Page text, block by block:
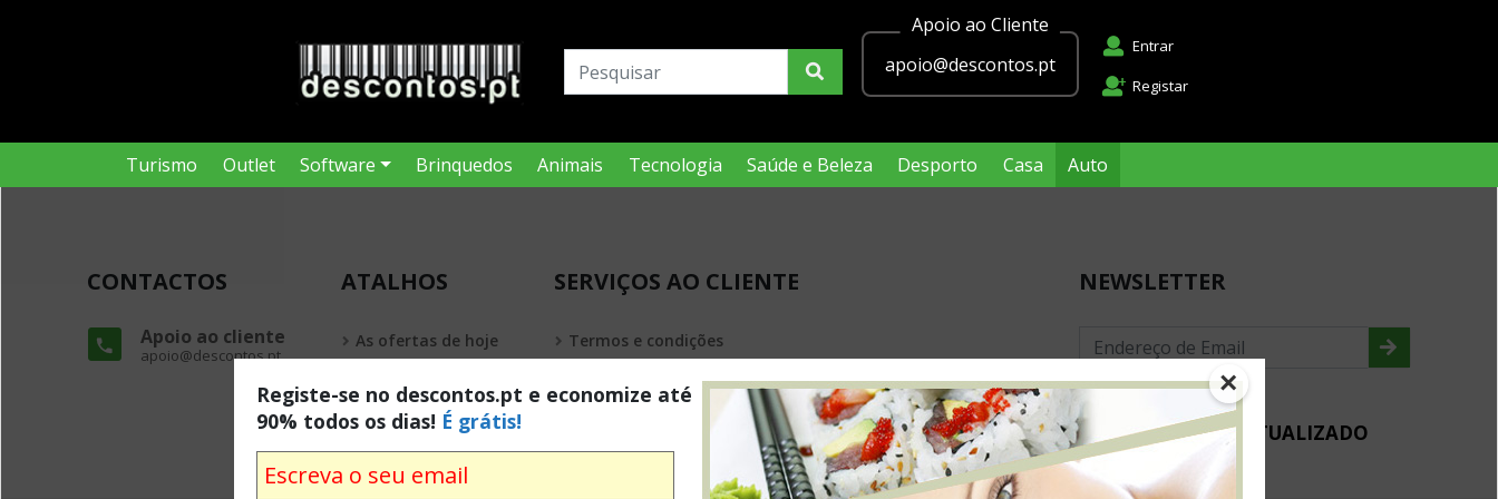
Apoio ao Cliente
apoio@descontos.pt
Entrar
Registar
Turismo Outlet Software Brinquedos Animais Tecnologia Saúde e Beleza Desporto Casa Auto
×
Registe-se no descontos.pt e economize até
90% todos os dias! É grátis!
CONTACTOS
Apoio ao cliente
apoio@descontos.pt
ATALHOS
As ofertas de hoje
SERVIÇOS AO CLIENTE
Termos e condições
Política de privacidade
Condições Legais Passatempos
NEWSLETTER
MANTENHA-SE ACTUALIZADO